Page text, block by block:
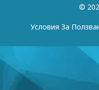
©
Условия За